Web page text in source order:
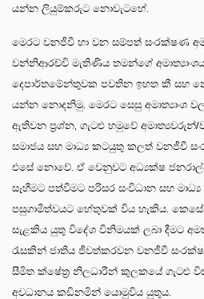
යන්න ලියුම්කරුට නොවැටහේ.
මෙරට වනජීවී හා වන සම්පත් සංරක්ෂණ
වන්නිආරච්චි මැතිණිය තමන්ගේ
දෙපාර්තමේන්තුවක පවතින ඉහත කී සහ
යන්න නොදනිමු. මෙරට සෙසු අමාත්‍යාංශ
ඇතිවන ප්‍රශ්න, ගැටළු හමුවේ
සමාජය සහ මාධ්‍ය කටයුතු කලත් වනජීවී
එසේ නොවේ. ඒ වෙනුවට අධ්‍යක්ෂ
සෑහීමට පත්වීමට පරිසර සංවිධාන සහ
පසුගාමීත්වයට හේතුවක් විය හැකිය. කෙසේ
සැළකිය යුතු විදේශ විනිමයක් ලබා දීමට
රැසකින් ජාතිය ජීවත්කරවන වනජීවී
සීමිත ක්ෂේත්‍ර නිලධාරීන් කුලකයේ ගැටළු
අවධානය කඩිනමින් යොමුවිය යුතුය.